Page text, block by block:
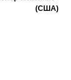
(США)